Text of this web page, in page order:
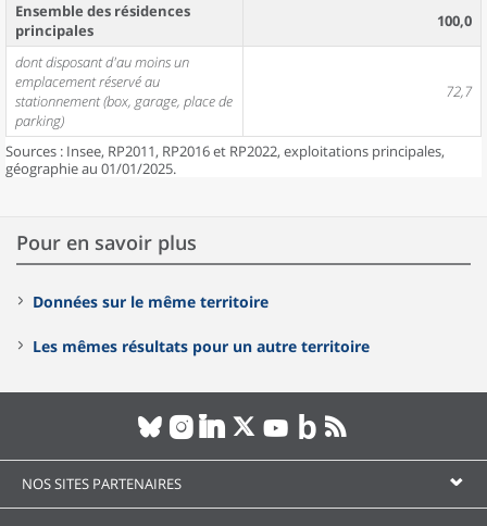
Ensemble des résidences
principales
100,0
dont disposant d'au moins un
emplacement réservé au
stationnement (box, garage, place de
parking)
72,7
Sources : Insee, RP2011, RP2016 et RP2022, exploitations principales,
géographie au 01/01/2025.
Pour en savoir plus
Données sur le même territoire
Les mêmes résultats pour un autre territoire
NOS SITES PARTENAIRES